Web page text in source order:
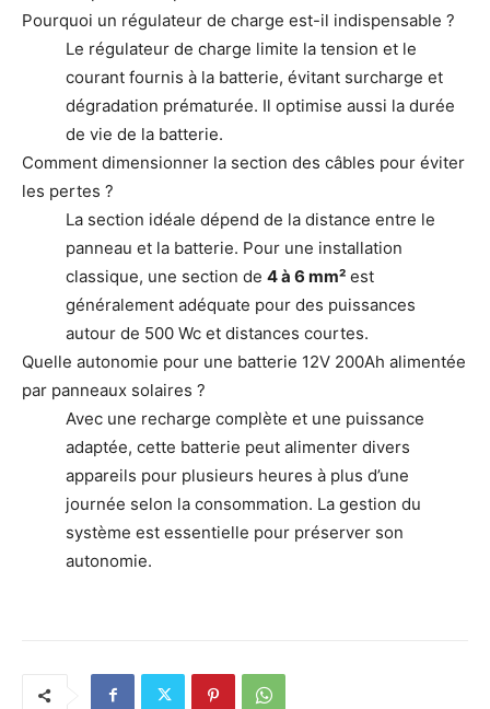
Pourquoi un régulateur de charge est-il indispensable ?
Le régulateur de charge limite la tension et le
courant fournis à la batterie, évitant surcharge et
dégradation prématurée. Il optimise aussi la durée
de vie de la batterie.
Comment dimensionner la section des câbles pour éviter
les pertes ?
La section idéale dépend de la distance entre le
panneau et la batterie. Pour une installation
classique, une section de 4 à 6 mm² est
généralement adéquate pour des puissances
autour de 500 Wc et distances courtes.
Quelle autonomie pour une batterie 12V 200Ah alimentée
par panneaux solaires ?
Avec une recharge complète et une puissance
adaptée, cette batterie peut alimenter divers
appareils pour plusieurs heures à plus d’une
journée selon la consommation. La gestion du
système est essentielle pour préserver son
autonomie.